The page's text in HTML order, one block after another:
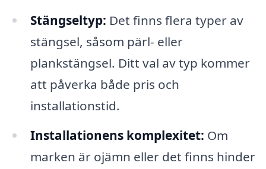
Stängseltyp: Det finns flera typer av
stängsel, såsom pärl- eller
plankstängsel. Ditt val av typ kommer
att påverka både pris och
installationstid.
Installationens komplexitet: Om
marken är ojämn eller det finns hinder